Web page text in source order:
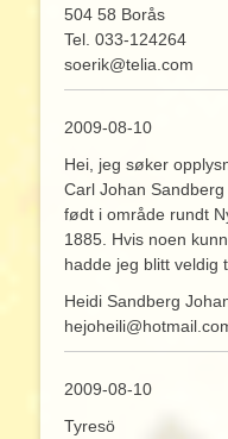
504 58 Borås
Tel. 033-124264
soerik@telia.com
2009-08-10
Hei, jeg søker
Carl Johan
født i område rundt
1885. Hvis noen
hadde jeg blitt veldig
Heidi Sandberg
2009-08-10
Tyresö